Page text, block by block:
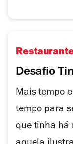
Desafio
Mais tempo
tempo para
que tinha há